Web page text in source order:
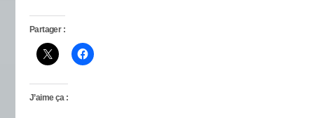
Partager :
J’aime ça :